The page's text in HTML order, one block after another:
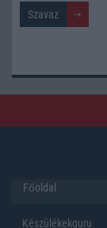
Főoldal
Készülékekguru